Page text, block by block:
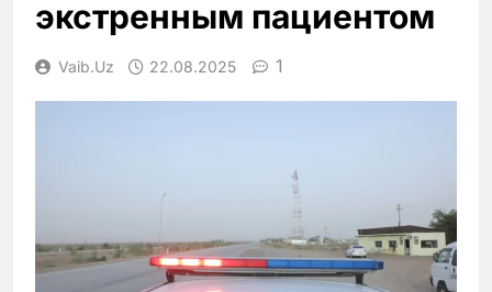
экстренным пациентом
Vaib.uz 22.08.2025 1